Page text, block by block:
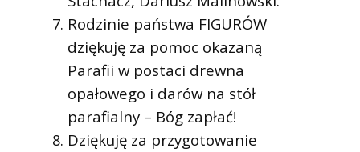
Rodzinie państwa FIGURÓW
dziękuję za pomoc okazaną
Parafii w postaci drewna
opałowego i darów na stół
parafialny – Bóg zapłać!
Dziękuję za przygotowanie